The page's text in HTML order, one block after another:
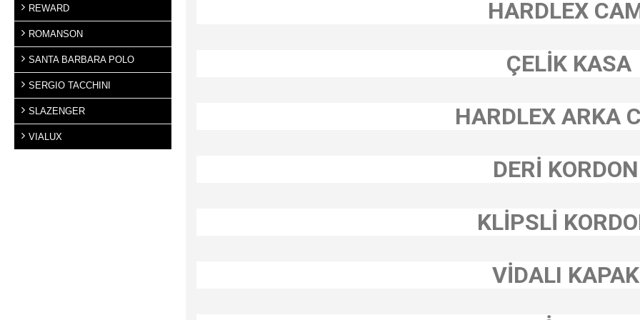
REWARD
ROMANSON
SANTA BARBARA POLO
SERGIO TACCHINI
SLAZENGER
VIALUX
HARDLEX
ÇELİK KASA
HARDLEX ARKA
DERİ KORDON
KLİPSLİ
VİDALI KAPAK